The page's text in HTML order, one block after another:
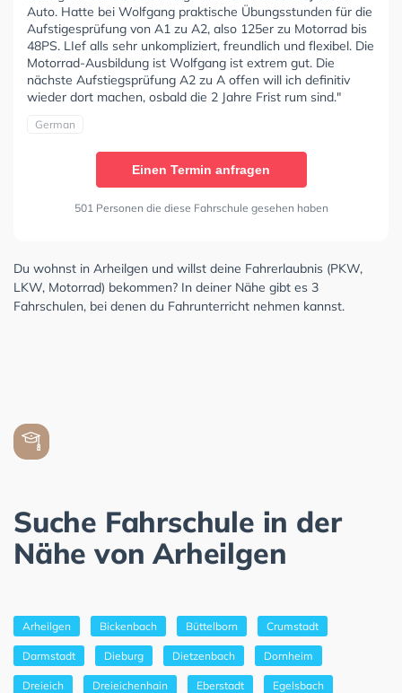
Auto. Hatte bei Wolfgang praktische Übungsstunden für die
Aufstigesprüfung von A1 zu A2, also 125er zu Motorrad bis
48PS. LIef alls sehr unkompliziert, freundlich und flexibel. Die
Motorrad-Ausbildung ist Wolfgang ist extrem gut. Die
nächste Aufstiegsprüfung A2 zu A offen will ich definitiv
wieder dort machen, osbald die 2 Jahre Frist rum sind."
German
Einen Termin anfragen
501 Personen die diese Fahrschule gesehen haben
Du wohnst in Arheilgen und willst deine Fahrerlaubnis (PKW,
LKW, Motorrad) bekommen? In deiner Nähe gibt es 3
Fahrschulen, bei denen du Fahrunterricht nehmen kannst.
Suche Fahrschule in der
Nähe von Arheilgen
Arheilgen Bickenbach Büttelborn Crumstadt
Darmstadt Dieburg Dietzenbach Dornheim
Dreieich Dreieichenhain Eberstadt Egelsbach